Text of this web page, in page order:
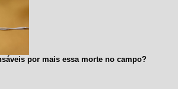
por mais essa morte no campo?